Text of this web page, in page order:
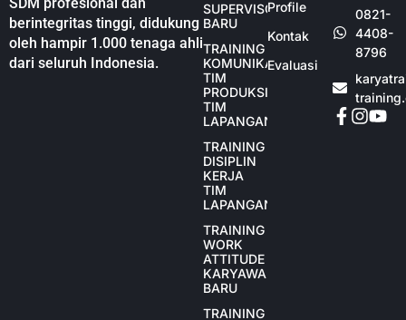
berintegritas tinggi, didukung
oleh hampir 1.000 tenaga ahli
dari seluruh Indonesia.
SUPERVISOR
BARU
TRAINING
KOMUNIKASI
TIM
PRODUKSI
TIM
LAPANGAN
TRAINING
DISIPLIN
KERJA
TIM
LAPANGAN
TRAINING
WORK
ATTITUDE
KARYAWAN
BARU
TRAINING
Profile
Kontak
Evaluasi
0821-
4408-
8796